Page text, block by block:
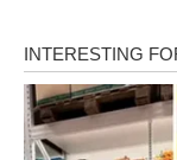
Danas birate da
okolnosti.
BIK –